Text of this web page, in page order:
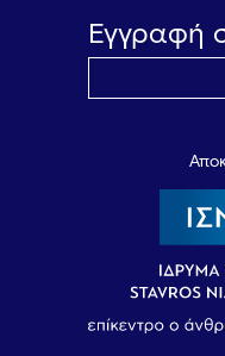
Εγγραφή